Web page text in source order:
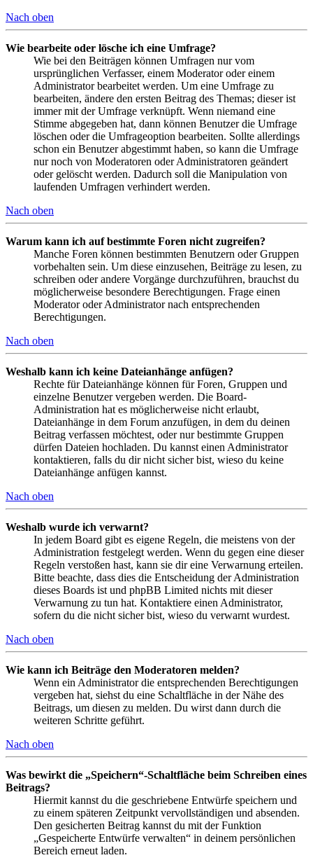
Nach oben
Wie bearbeite oder lösche ich eine Umfrage?
Wie bei den Beiträgen können Umfragen nur vom
ursprünglichen Verfasser, einem Moderator oder einem
Administrator bearbeitet werden. Um eine Umfrage zu
bearbeiten, ändere den ersten Beitrag des Themas; dieser ist
immer mit der Umfrage verknüpft. Wenn niemand eine
Stimme abgegeben hat, dann können Benutzer die Umfrage
löschen oder die Umfrageoption bearbeiten. Sollte allerdings
schon ein Benutzer abgestimmt haben, so kann die Umfrage
nur noch von Moderatoren oder Administratoren geändert
oder gelöscht werden. Dadurch soll die Manipulation von
laufenden Umfragen verhindert werden.
Nach oben
Warum kann ich auf bestimmte Foren nicht zugreifen?
Manche Foren können bestimmten Benutzern oder Gruppen
vorbehalten sein. Um diese einzusehen, Beiträge zu lesen, zu
schreiben oder andere Vorgänge durchzuführen, brauchst du
möglicherweise besondere Berechtigungen. Frage einen
Moderator oder Administrator nach entsprechenden
Berechtigungen.
Nach oben
Weshalb kann ich keine Dateianhänge anfügen?
Rechte für Dateianhänge können für Foren, Gruppen und
einzelne Benutzer vergeben werden. Die Board-
Administration hat es möglicherweise nicht erlaubt,
Dateianhänge in dem Forum anzufügen, in dem du deinen
Beitrag verfassen möchtest, oder nur bestimmte Gruppen
dürfen Dateien hochladen. Du kannst einen Administrator
kontaktieren, falls du dir nicht sicher bist, wieso du keine
Dateianhänge anfügen kannst.
Nach oben
Weshalb wurde ich verwarnt?
In jedem Board gibt es eigene Regeln, die meistens von der
Administration festgelegt werden. Wenn du gegen eine dieser
Regeln verstoßen hast, kann sie dir eine Verwarnung erteilen.
Bitte beachte, dass dies die Entscheidung der Administration
dieses Boards ist und phpBB Limited nichts mit dieser
Verwarnung zu tun hat. Kontaktiere einen Administrator,
sofern du die nicht sicher bist, wieso du verwarnt wurdest.
Nach oben
Wie kann ich Beiträge den Moderatoren melden?
Wenn ein Administrator die entsprechenden Berechtigungen
vergeben hat, siehst du eine Schaltfläche in der Nähe des
Beitrags, um diesen zu melden. Du wirst dann durch die
weiteren Schritte geführt.
Nach oben
Was bewirkt die „Speichern“-Schaltfläche beim Schreiben eines
Beitrags?
Hiermit kannst du die geschriebene Entwürfe speichern und
zu einem späteren Zeitpunkt vervollständigen und absenden.
Den gesicherten Beitrag kannst du mit der Funktion
„Gespeicherte Entwürfe verwalten“ in deinem persönlichen
Bereich erneut laden.